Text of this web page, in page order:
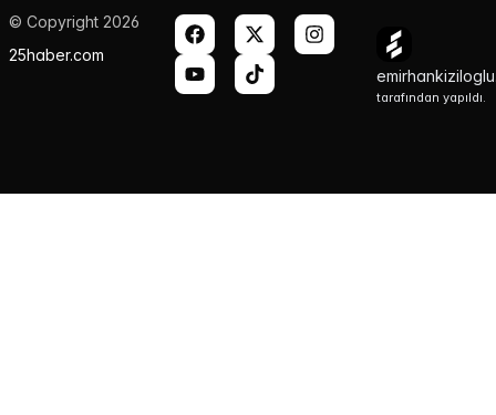
© Copyright 2026
25haber.com
tarafından yapıldı.